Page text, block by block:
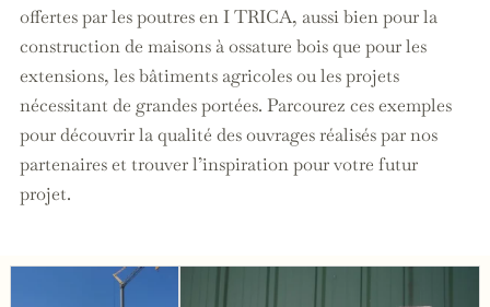
offertes par les poutres en I TRICA, aussi bien pour la
construction de maisons à ossature bois que pour les
extensions, les bâtiments agricoles ou les projets
nécessitant de grandes portées. Parcourez ces exemples
pour découvrir la qualité des ouvrages réalisés par nos
partenaires et trouver l’inspiration pour votre futur
projet.